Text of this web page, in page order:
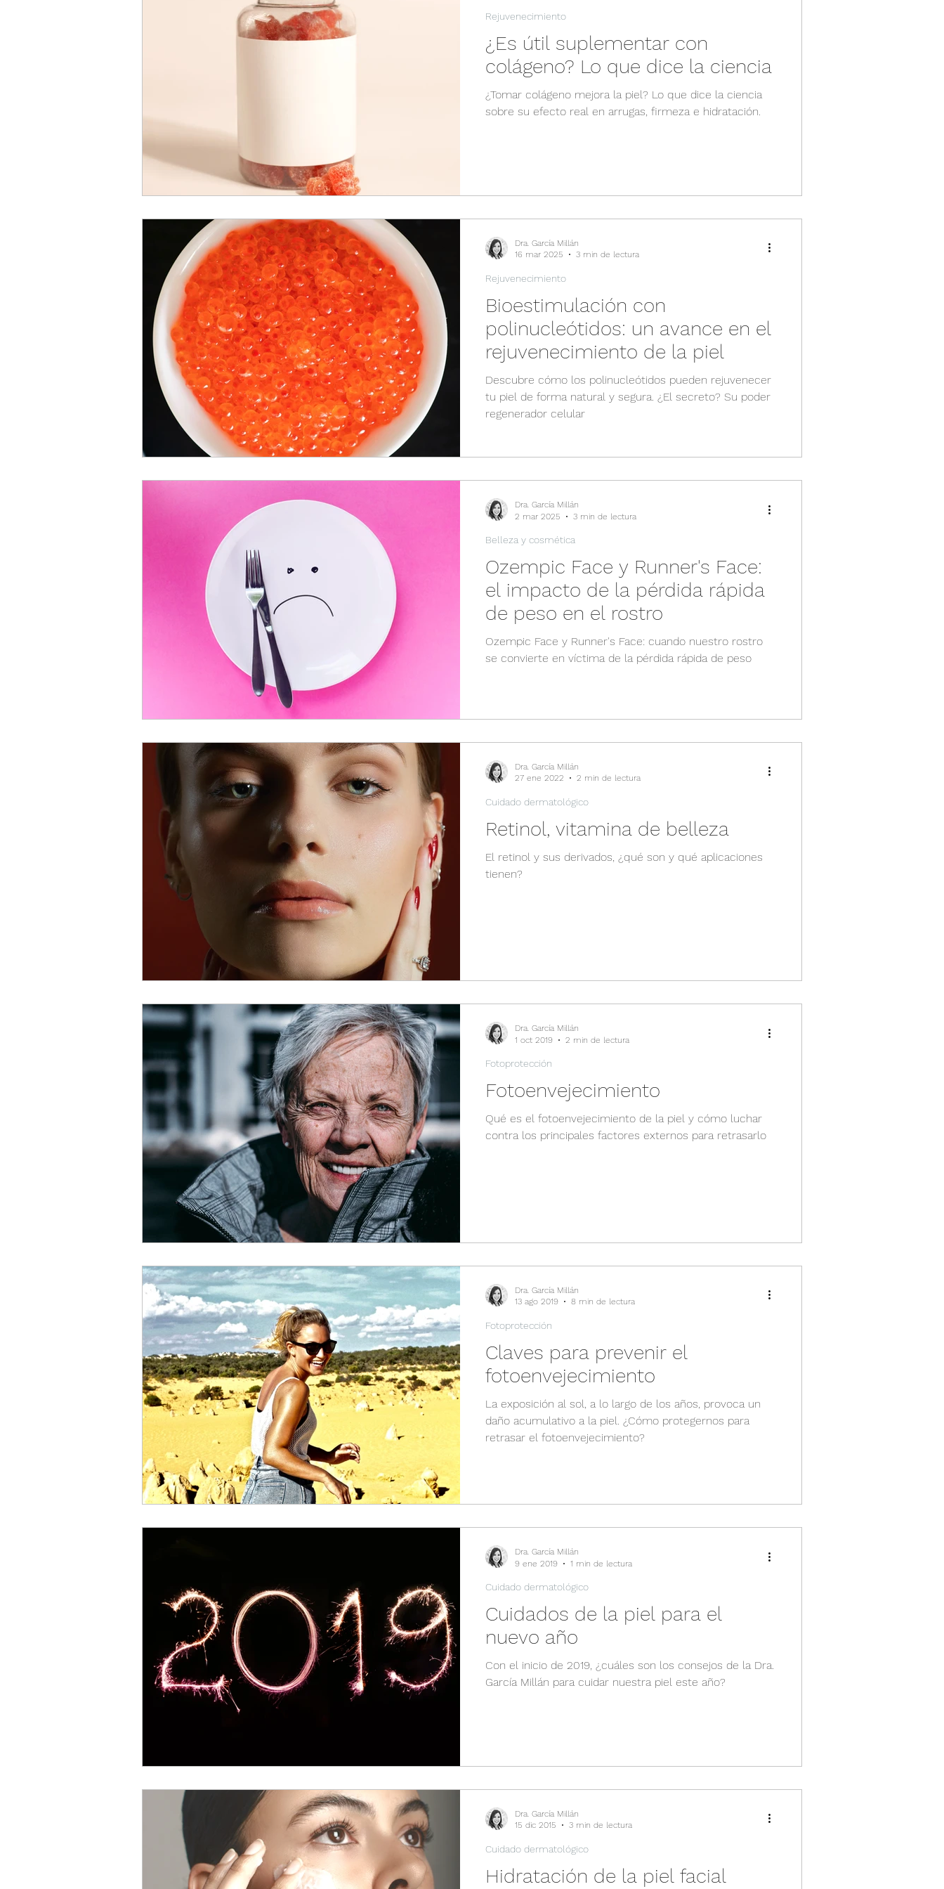
¿Es útil suplementar con
colágeno? Lo que dice la ciencia
¿Tomar colágeno mejora la piel? Lo que dice la ciencia
sobre su efecto real en arrugas, firmeza e hidratación.
Rejuvenecimiento
Bioestimulación con
polinucleótidos: un avance en el
rejuvenecimiento de la piel
Descubre cómo los polinucleótidos pueden rejuvenecer
tu piel de forma natural y segura. ¿El secreto? Su poder
regenerador celular
Rejuvenecimiento
Dra. García Millán
16 mar 2025
3 min de lectura
Ozempic Face y Runner's Face:
el impacto de la pérdida rápida
de peso en el rostro
Ozempic Face y Runner's Face: cuando nuestro rostro
se convierte en víctima de la pérdida rápida de peso
Belleza y cosmética
Dra. García Millán
2 mar 2025
3 min de lectura
Retinol, vitamina de belleza
El retinol y sus derivados, ¿qué son y qué aplicaciones
tienen?
Cuidado dermatológico
Dra. García Millán
27 ene 2022
2 min de lectura
Fotoenvejecimiento
Qué es el fotoenvejecimiento de la piel y cómo luchar
contra los principales factores externos para retrasarlo
Fotoprotección
Dra. García Millán
1 oct 2019
2 min de lectura
Claves para prevenir el
fotoenvejecimiento
La exposición al sol, a lo largo de los años, provoca un
daño acumulativo a la piel. ¿Cómo protegernos para
retrasar el fotoenvejecimiento?
Fotoprotección
Dra. García Millán
13 ago 2019
8 min de lectura
Cuidados de la piel para el
nuevo año
Con el inicio de 2019, ¿cuáles son los consejos de la Dra.
García Millán para cuidar nuestra piel este año?
Cuidado dermatológico
Dra. García Millán
9 ene 2019
1 min de lectura
Hidratación de la piel facial
Cuidado dermatológico
Dra. García Millán
15 dic 2015
3 min de lectura